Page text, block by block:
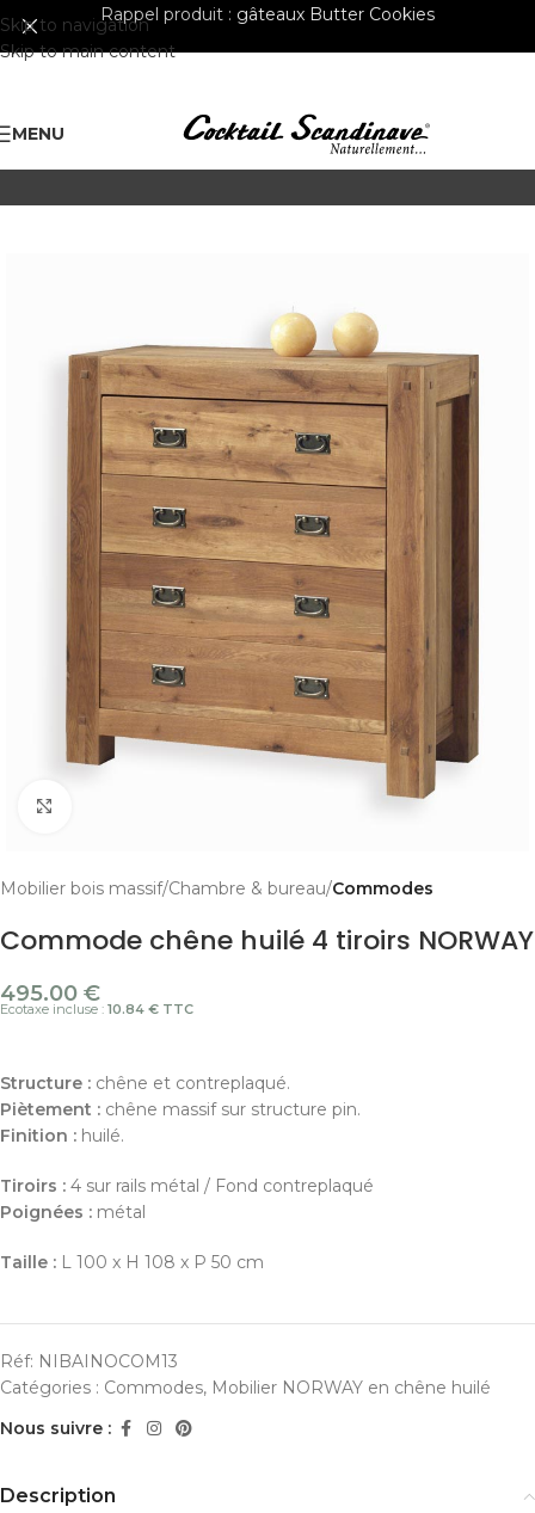
Skip to navigation
Skip to main content
Rappel produit : gâteaux Butter Cookies
MENU
Mobilier bois massif Chambre & bureau Commodes
Commode chêne huilé 4 tiroirs NORWAY
495.00 €
Ecotaxe incluse : 10.84 € TTC
Structure : chêne et contreplaqué.
Piètement : chêne massif sur structure pin.
Finition : huilé.
Tiroirs : 4 sur rails métal / Fond contreplaqué
Poignées : métal
Taille : L 100 x H 108 x P 50 cm
Réf: NIBAINOCOM13
Catégories : Commodes, Mobilier NORWAY en chêne huilé
Nous suivre :
Description